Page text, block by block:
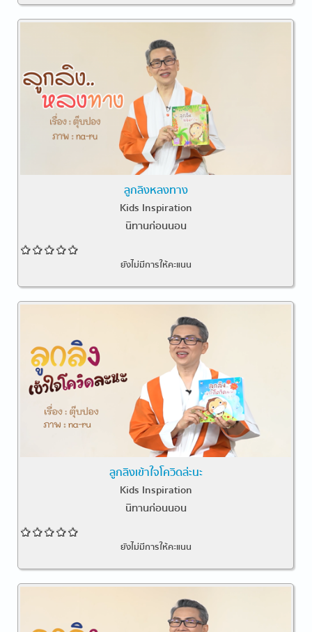
ลูกลิงหลงทาง
Kids Inspiration
นิทานก่อนนอน
ยังไม่มีการให้คะแนน
ลูกลิงเข้าใจโควิดล่ะนะ
Kids Inspiration
นิทานก่อนนอน
ยังไม่มีการให้คะแนน